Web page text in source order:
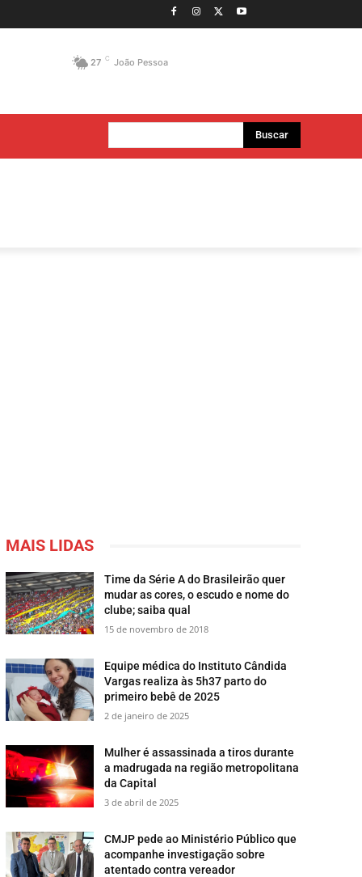
27 C João Pessoa
Buscar
MAIS LIDAS
Time da Série A do Brasileirão quer
mudar as cores, o escudo e nome do
clube; saiba qual
15 de novembro de 2018
Equipe médica do Instituto Cândida
Vargas realiza às 5h37 parto do
primeiro bebê de 2025
2 de janeiro de 2025
Mulher é assassinada a tiros durante
a madrugada na região metropolitana
da Capital
3 de abril de 2025
CMJP pede ao Ministério Público que
acompanhe investigação sobre
atentado contra vereador